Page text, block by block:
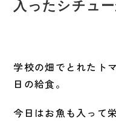
入ったシチュ
学校の畑でとれたト
日の給食。
今日はお魚も入って